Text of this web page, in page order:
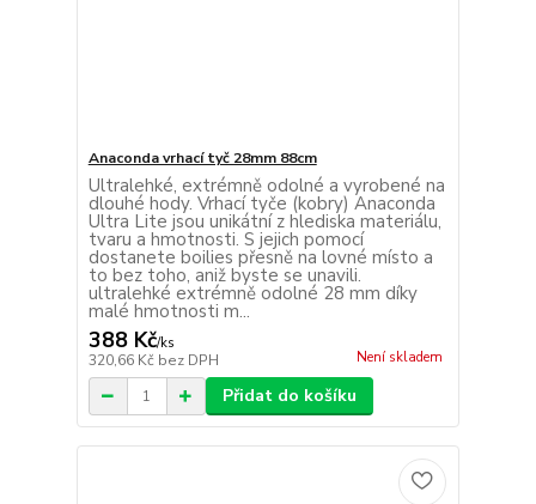
Anaconda vrhací tyč 28mm 88cm
Ultralehké, extrémně odolné a vyrobené na
dlouhé hody. Vrhací tyče (kobry) Anaconda
Ultra Lite jsou unikátní z hlediska materiálu,
tvaru a hmotnosti. S jejich pomocí
dostanete boilies přesně na lovné místo a
to bez toho, aniž byste se unavili.
ultralehké extrémně odolné 28 mm díky
malé hmotnosti m...
388 Kč/ks
320,66 Kč bez DPH Není skladem
Přidat do košíku